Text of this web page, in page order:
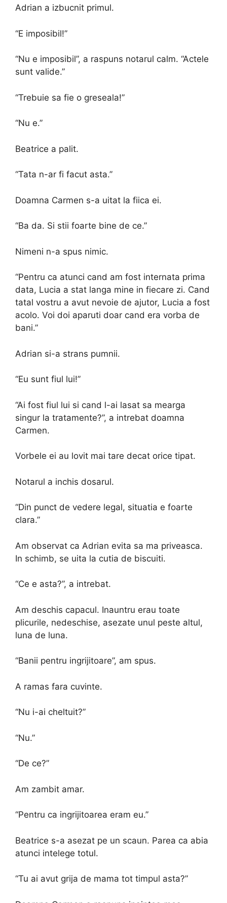
Adrian a izbucnit primul.
“E imposibil!”
“Nu e imposibil”, a raspuns notarul calm. “Actele
sunt valide.”
“Trebuie sa fie o greseala!”
“Nu e.”
Beatrice a palit.
“Tata n-ar fi facut asta.”
Doamna Carmen s-a uitat la fiica ei.
“Ba da. Si stii foarte bine de ce.”
Nimeni n-a spus nimic.
“Pentru ca atunci cand am fost internata prima
data, Lucia a stat langa mine in fiecare zi. Cand
tatal vostru a avut nevoie de ajutor, Lucia a fost
acolo. Voi doi aparuti doar cand era vorba de
bani.”
Adrian si-a strans pumnii.
“Eu sunt fiul lui!”
“Ai fost fiul lui si cand l-ai lasat sa mearga
singur la tratamente?”, a intrebat doamna
Carmen.
Vorbele ei au lovit mai tare decat orice tipat.
Notarul a inchis dosarul.
“Din punct de vedere legal, situatia e foarte
clara.”
Am observat ca Adrian evita sa ma priveasca.
In schimb, se uita la cutia de biscuiti.
“Ce e asta?”, a intrebat.
Am deschis capacul. Inauntru erau toate
plicurile, nedeschise, asezate unul peste altul,
luna de luna.
“Banii pentru ingrijitoare”, am spus.
A ramas fara cuvinte.
“Nu i-ai cheltuit?”
“Nu.”
“De ce?”
Am zambit amar.
“Pentru ca ingrijitoarea eram eu.”
Beatrice s-a asezat pe un scaun. Parea ca abia
atunci intelege totul.
“Tu ai avut grija de mama tot timpul asta?”